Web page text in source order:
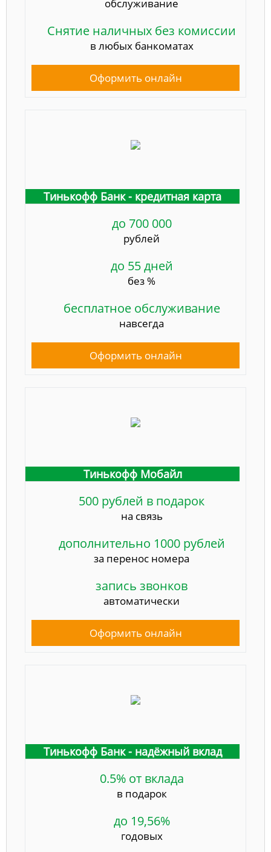
обслуживание
Снятие наличных без комиссии
в любых банкоматах
Оформить онлайн
Тинькофф Банк - кредитная карта
до 700 000
рублей
до 55 дней
без %
бесплатное обслуживание
навсегда
Оформить онлайн
Тинькофф Мобайл
500 рублей в подарок
на связь
дополнительно 1000 рублей
за перенос номера
запись звонков
автоматически
Оформить онлайн
Тинькофф Банк - надёжный вклад
0.5% от вклада
в подарок
до 19,56%
годовых